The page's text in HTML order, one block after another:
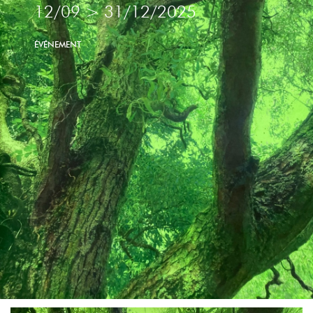
12/09>31/12/2025
ÉVÉNEMENT